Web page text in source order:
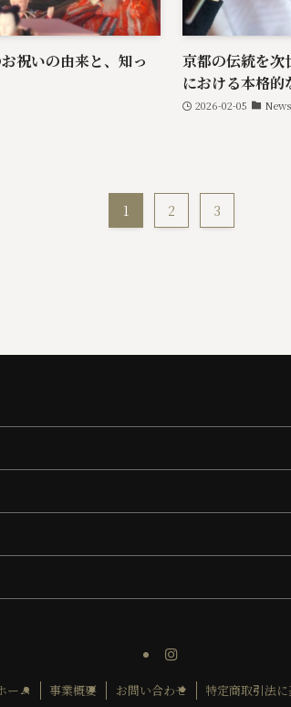
祝いの由来と、知っ
京都の伝統を次
における本格的
2026-02-05 News
1 2 3
ーム 事業概要 お問い合わせ 特定商取引法